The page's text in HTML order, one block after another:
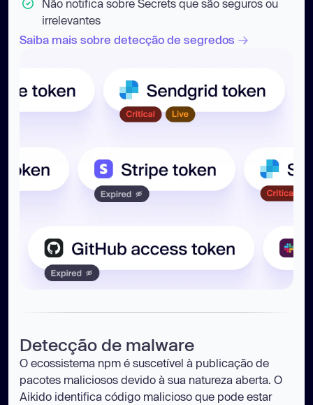
Não notifica sobre Secrets que são seguros ou
irrelevantes
Saiba mais sobre detecção de segredos
Detecção de malware
O ecossistema npm é suscetível à publicação de
pacotes maliciosos devido à sua natureza aberta. O
Aikido identifica código malicioso que pode estar